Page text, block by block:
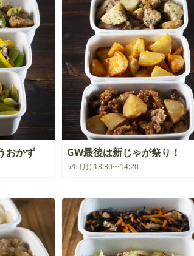
おかず GW最後は新じゃが祭り！
5/6 (月) 13:30〜14:20